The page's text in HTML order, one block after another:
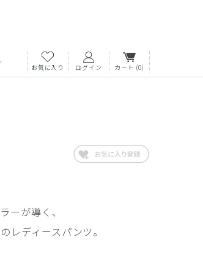
お気に入り ログイン カート (0)
ーが導く、
レディースパンツ。